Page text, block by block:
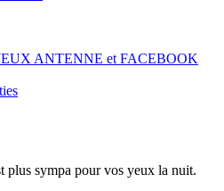
ANTENNE et FACEBOOK
plus sympa pour vos yeux la nuit.